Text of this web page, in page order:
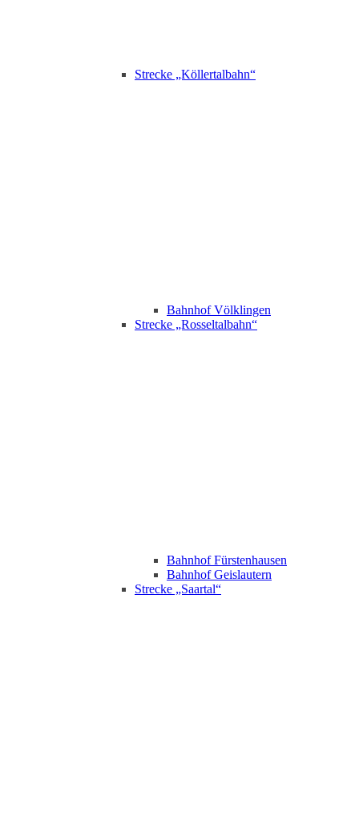
Strecke „Köllertalbahn“
Bahnhof Völklingen
Strecke „Rosseltalbahn“
Bahnhof Fürstenhausen
Bahnhof Geislautern
Strecke „Saartal“